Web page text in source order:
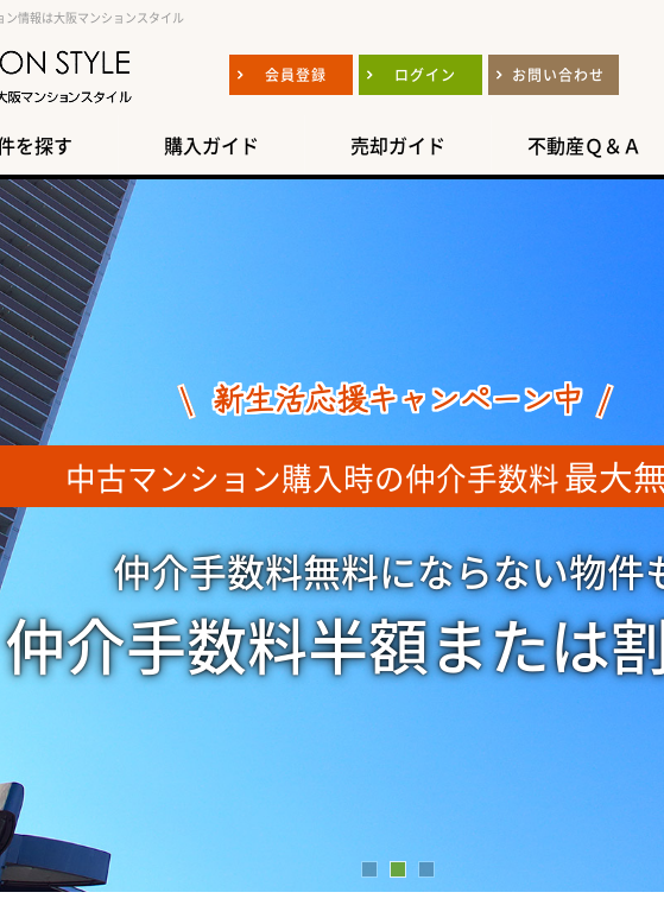
情報は大阪マンションスタイル
会員登録 ログイン お問い合わせ
を探す 購入ガイド 売却ガイド 不動産Ｑ＆Ａ
新生活応援キャンペーン中
中古マンション購入時の仲介手数料 最大
仲介手数料無料にならない物件
仲介手数料半額または